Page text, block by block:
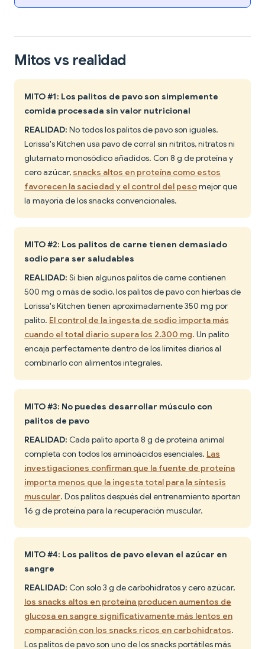
Mitos vs realidad
MITO #1: Los palitos de pavo son simplemente
comida procesada sin valor nutricional
REALIDAD: No todos los palitos de pavo son iguales.
Lorissa's Kitchen usa pavo de corral sin nitritos, nitratos ni
glutamato monosódico añadidos. Con 8 g de proteína y
cero azúcar, snacks altos en proteína como estos
favorecen la saciedad y el control del pesomejor que
la mayoría de los snacks convencionales.
MITO #2: Los palitos de carne tienen demasiado
sodio para ser saludables
REALIDAD: Si bien algunos palitos de carne contienen
500 mg o más de sodio, los palitos de pavo con hierbas de
Lorissa's Kitchen tienen aproximadamente 350 mg por
palito. El control de la ingesta de sodio importa más
cuando el total diario supera los 2.300 mg. Un palito
encaja perfectamente dentro de los límites diarios al
combinarlo con alimentos integrales.
MITO #3: No puedes desarrollar músculo con
palitos de pavo
REALIDAD: Cada palito aporta 8 g de proteína animal
completa con todos los aminoácidos esenciales. Las
investigaciones confirman que la fuente de proteína
importa menos que la ingesta total para la síntesis
muscular. Dos palitos después del entrenamiento aportan
16 g de proteína para la recuperación muscular.
MITO #4: Los palitos de pavo elevan el azúcar en
sangre
REALIDAD: Con solo 3 g de carbohidratos y cero azúcar,
los snacks altos en proteína producen aumentos de
glucosa en sangre significativamente más lentos en
comparación con los snacks ricos en carbohidratos.
Los palitos de pavo son uno de los snacks portátiles más